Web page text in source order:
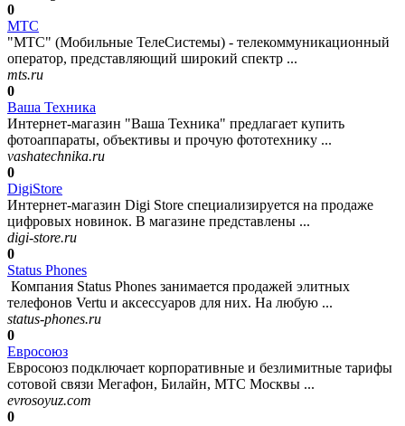
0
МТС
"МТС" (Мобильные ТелеСистемы) - телекоммуникационный
оператор, представляющий широкий спектр ...
mts.ru
0
Ваша Техника
Интернет-магазин "Ваша Техника" предлагает купить
фотоаппараты, объективы и прочую фототехнику ...
vashatechnika.ru
0
DigiStore
Интернет-магазин Digi Store специализируется на продаже
цифровых новинок. В магазине представлены ...
digi-store.ru
0
Status Phones
Компания Status Phones занимается продажей элитных
телефонов Vertu и аксессуаров для них. На любую ...
status-phones.ru
0
Евросоюз
Евросоюз подключает корпоративные и безлимитные тарифы
сотовой связи Мегафон, Билайн, МТС Москвы ...
evrosoyuz.com
0